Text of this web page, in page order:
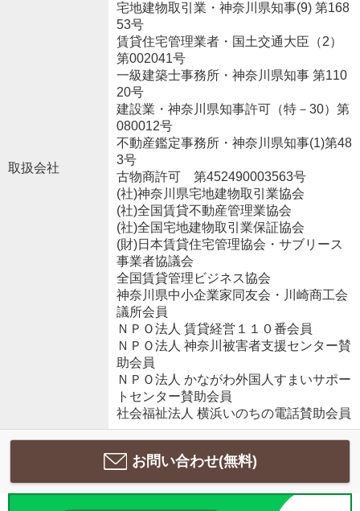
取扱会社
宅地建物取引業・神奈川県知事(9) 第168
53号
賃貸住宅管理業者・国土交通大臣（2）
第002041号
一級建築士事務所・神奈川県知事 第110
20号
建設業・神奈川県知事許可（特－30）第
080012号
不動産鑑定事務所・神奈川県知事(1)第48
3号
古物商許可 第452490003563号
(社)神奈川県宅地建物取引業協会
(社)全国賃貸不動産管理業協会
(社)全国宅地建物取引業保証協会
(財)日本賃貸住宅管理協会・サブリース
事業者協議会
全国賃貸管理ビジネス協会
神奈川県中小企業家同友会・川崎商工会
議所会員
ＮＰＯ法人 賃貸経営１１０番会員
ＮＰＯ法人 神奈川被害者支援センター賛
助会員
ＮＰＯ法人 かながわ外国人すまいサポー
トセンター賛助会員
社会福祉法人 横浜いのちの電話賛助会員
お問い合わせ(無料)